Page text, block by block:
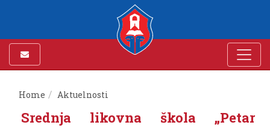
Home Aktuelnosti
Srednja likovna škola „Petar